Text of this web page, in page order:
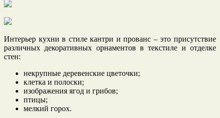
Интерьер кухни в стиле кантри и прованс – это присутствие
различных декоративных орнаментов в текстиле и отделке
стен:
некрупные деревенские цветочки;
клетка и полоски;
изображения ягод и грибов;
птицы;
мелкий горох.